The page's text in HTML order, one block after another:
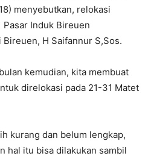
menyebutkan, relokasi
Pasar Induk Bireuen
H Saifannur S,Sos.
kemudian, kita membuat
direlokasi pada 21-31 Matet
kurang dan belum lengkap,
hal itu bisa dilakukan sambil